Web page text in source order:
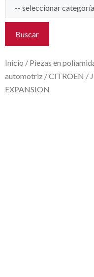
Buscar
Inicio / Piezas en
automotriz /CITROEN /
EXPANSION